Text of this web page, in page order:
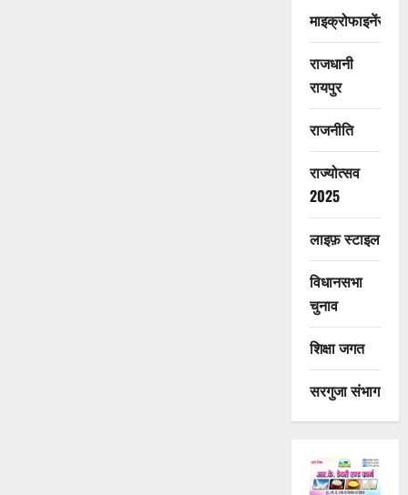
माइक्रोफाइनेंस
राजधानी
रायपुर
राजनीति
राज्योत्सव
2025
लाइफ़ स्टाइल
विधानसभा
चुनाव
शिक्षा जगत
सरगुजा संभाग